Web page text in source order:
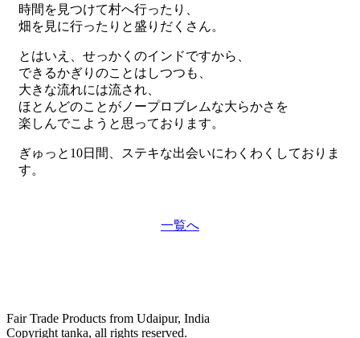
時間を見つけて村へ行ったり、
畑を見に行ったりと盛りだくさん。
とはいえ、せっかくのインドですから、
できるかぎりのことはしつつも、
大きな流れには流され、
ほとんどのことがノープロブレムな大らかさを
楽しんでこようと思っております。
ぎゅっと10日間、ステキな出会いにわくわくしておりま
す。
一覧へ
Fair Trade Products from Udaipur, India
Copyright tanka, all rights reserved.